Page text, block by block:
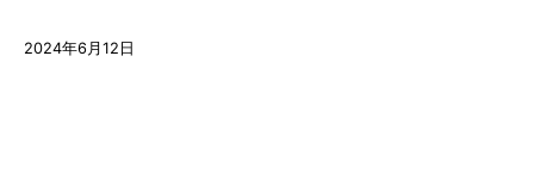
2024年6月12日